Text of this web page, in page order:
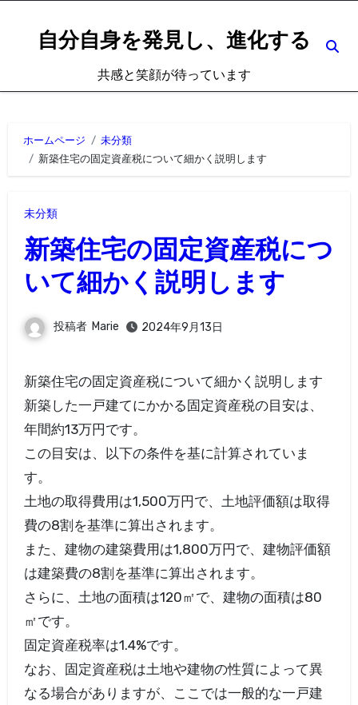
自分自身を発見し、進化する
共感と笑顔が待っています
ホームページ
未分類
新築住宅の固定資産税について細かく説明します
未分類
新築住宅の固定資産税につ
いて細かく説明します
投稿者 Marie 2024年9月13日
新築住宅の固定資産税について細かく説明します
新築した一戸建てにかかる固定資産税の目安は、
年間約13万円です。
この目安は、以下の条件を基に計算されていま
す。
土地の取得費用は1,500万円で、土地評価額は取得
費の8割を基準に算出されます。
また、建物の建築費用は1,800万円で、建物評価額
は建築費の8割を基準に算出されます。
さらに、土地の面積は120㎡で、建物の面積は80
㎡です。
固定資産税率は1.4%です。
なお、固定資産税は土地や建物の性質によって異
なる場合がありますが、ここでは一般的な一戸建